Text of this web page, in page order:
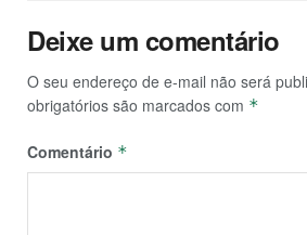
Deixe um comentário
O seu endereço de e-mail não será
obrigatórios são marcados com *
Comentário *